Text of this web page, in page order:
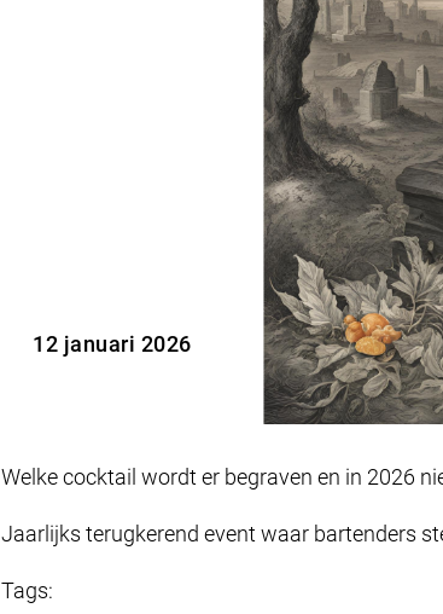
12 januari 2026
Welke cocktail wordt er begraven en in 2026
Jaarlijks terugkerend event waar bartenders
Tags: